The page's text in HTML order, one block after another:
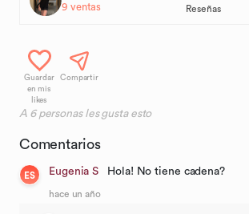
9 ventas
Reseñas
Guardar
en mis
likes
Compartir
A 6personas les gusta esto
Comentarios
ES Eugenia S Hola! No tiene cadena?
hace un año